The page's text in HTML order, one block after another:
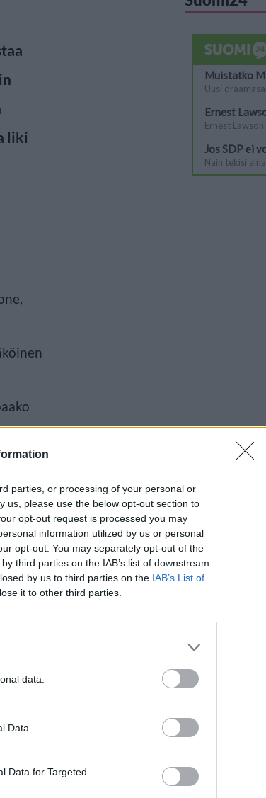
parties, or processing of your personal or
us, please use the below opt-out section to
opt-out request is processed you may
information utilized by us or personal
opt-out. You may separately opt-out of the
third parties on the IAB’s list of downstream
by us to third parties on the IAB’s List of
it to other third parties.
data.
Data.
Data for Targeted
liki